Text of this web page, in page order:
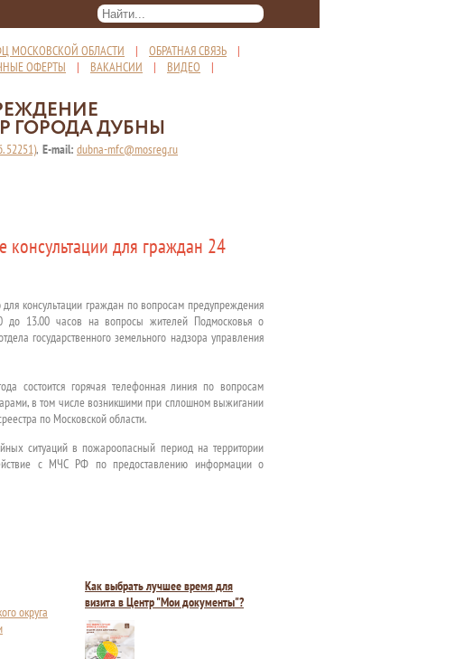
МОСКОВСКОЙ ОБЛАСТИ | ОБРАТНАЯ СВЯЗЬ |
ОФЕРТЫ | ВАКАНСИИ | ВИДЕО |
ГОРОДА ДУБНЫ
52251), E-mail: dubna-mfc@mosreg.ru
консультации для граждан 24
консультации граждан по вопросам предупреждения
до 13.00 часов на вопросы жителей Подмосковья о
государственного земельного надзора управления
состоится горячая телефонная линия по вопросам
в том числе возникшими при сплошном выжигании
по Московской области.
ситуаций в пожароопасный период на территории
с МЧС РФ по предоставлению информации о
округа
Как выбрать лучшее время для
визита в Центр "Мои документы"?